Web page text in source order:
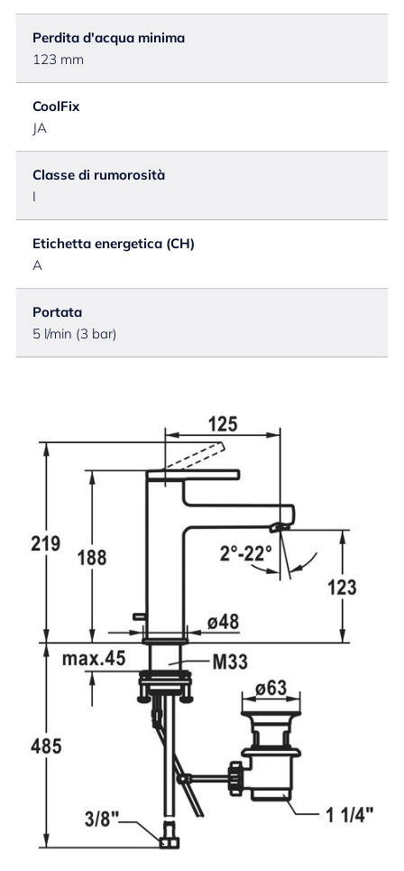
Perdita d'acqua minima
123 mm
CoolFix
JA
Classe di rumorosità
I
Etichetta energetica (CH)
A
Portata
5 l/min (3 bar)